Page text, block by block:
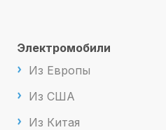
Электромобили
Из Европы
Из США
Из Китая